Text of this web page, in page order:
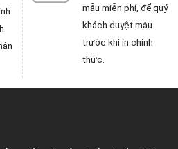
mẫu miễn phí, để quý
khách duyệt mẫu
trước khi in chính
thức.